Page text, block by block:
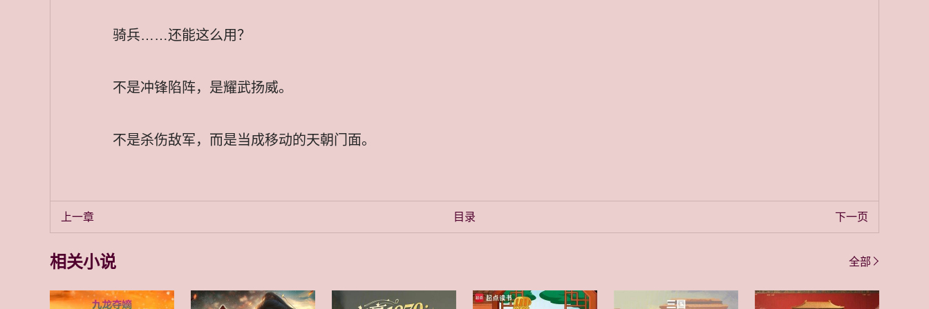
骑兵……还能这么用？
不是冲锋陷阵，是耀武扬威。
不是杀伤敌军，而是当成移动的天朝门面。
上一章 目录 下一页
相关小说 全部